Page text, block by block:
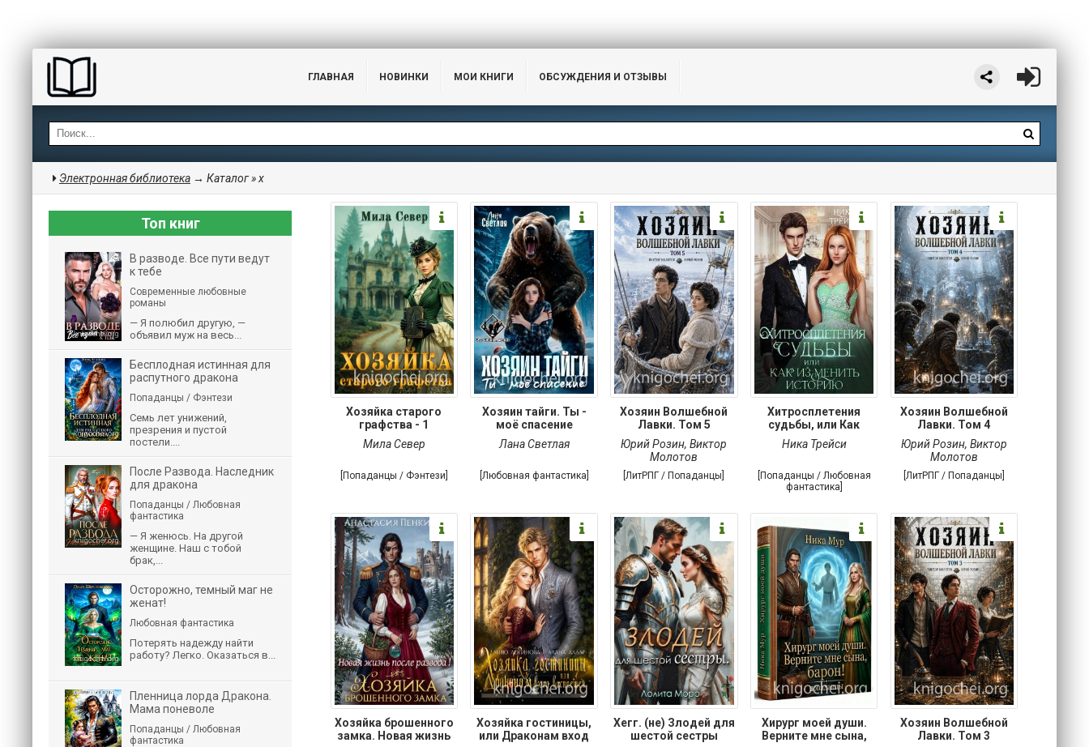
ГЛАВНАЯ НОВИНКИ МОИ КНИГИ ОБСУЖДЕНИЯ И ОТЗЫВЫ
Электронная библиотека → Каталог » х
Хозяйка старого
графства - 1
Мила Север
[Попаданцы / Фэнтези]
Хозяин тайги. Ты -
моё спасение
Лана Светлая
[Любовная фантастика]
Хозяин Волшебной
Лавки. Том 5
Юрий Розин,Виктор
Молотов
[ЛитРПГ / Попаданцы]
Хитросплетения
судьбы, или Как
изменить
Ника Трейси
[Попаданцы / Любовная
фантастика]
Хозяин Волшебной
Лавки. Том 4
Юрий Розин, Виктор
Молотов
[ЛитРПГ / Попаданцы]
Хозяйка брошенного
замка. Новая жизнь
Хозяйка гостиницы,
или Драконам вход
Хегг. (не) Злодей для
шестой сестры
Хирург моей души.
Верните мне сына,
Хозяин Волшебной
Лавки. Том 3
Топ книг
В разводе. Все пути ведут
к тебе
Современные любовные
романы
— Я полюбил другую, —
объявил муж на весь...
Бесплодная истинная для
распутного дракона
Попаданцы / Фэнтези
Семь лет унижений,
презрения и пустой
постели....
После Развода. Наследник
для дракона
Попаданцы / Любовная
фантастика
— Я женюсь. На другой
женщине. Наш с тобой
брак,...
Осторожно, темный маг не
женат!
Любовная фантастика
Потерять надежду найти
работу? Легко. Оказаться в...
Пленница лорда Дракона.
Мама поневоле
Попаданцы / Любовная
фантастика